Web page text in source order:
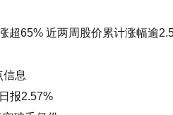
超65% 近两周股价累计涨幅逾
息
报2.57%